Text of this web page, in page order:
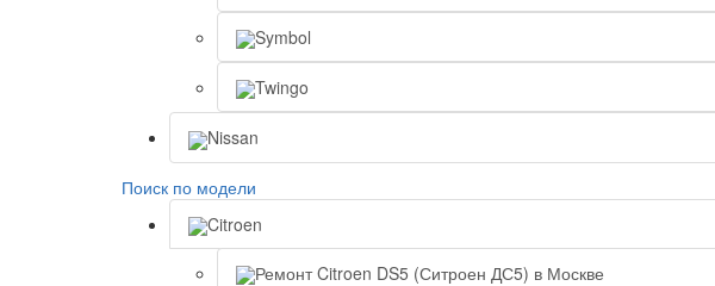
Symbol
Twingo
Nissan
Поиск по модели
Citroen
Ремонт Citroen DS5 (Ситроен ДС5) в Москве